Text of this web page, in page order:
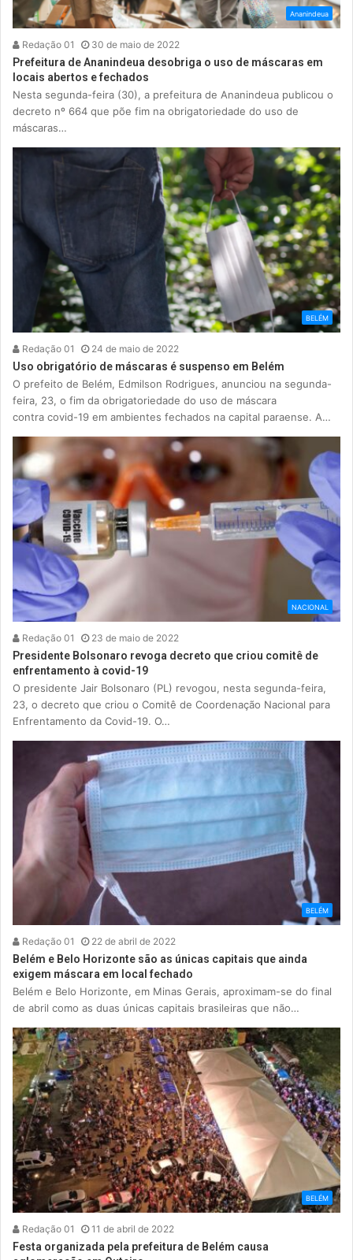
Ananindeua
Redação 01 30 de maio de 2022
Prefeitura de Ananindeua desobriga o uso de máscaras em
locais abertos e fechados
Nesta segunda-feira (30), a prefeitura de Ananindeua publicou o
decreto nº 664 que põe fim na obrigatoriedade do uso de
máscaras…
BELÉM
Redação 01 24 de maio de 2022
Uso obrigatório de máscaras é suspenso em Belém
O prefeito de Belém, Edmilson Rodrigues, anunciou na segunda-
feira, 23, o fim da obrigatoriedade do uso de máscara
contra covid-19 em ambientes fechados na capital paraense. A…
NACIONAL
Redação 01 23 de maio de 2022
Presidente Bolsonaro revoga decreto que criou comitê de
enfrentamento à covid-19
O presidente Jair Bolsonaro (PL) revogou, nesta segunda-feira,
23, o decreto que criou o Comitê de Coordenação Nacional para
Enfrentamento da Covid-19. O…
BELÉM
Redação 01 22 de abril de 2022
Belém e Belo Horizonte são as únicas capitais que ainda
exigem máscara em local fechado
Belém e Belo Horizonte, em Minas Gerais, aproximam-se do final
de abril como as duas únicas capitais brasileiras que não…
BELÉM
Redação 01 11 de abril de 2022
Festa organizada pela prefeitura de Belém causa